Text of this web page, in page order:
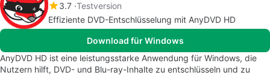
3.7 Testversion
Effiziente DVD-Entschlüsselung mit AnyDVD HD
Download für Windows
AnyDVD HD ist eine leistungsstarke Anwendung für Windows, die
Nutzern hilft, DVD- und Blu-ray-Inhalte zu entschlüsseln und zu